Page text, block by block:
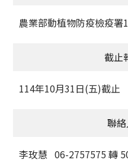
活
農業部動植物防疫檢疫
截止
114年10月31日(五)截止
聯
李玫慧 06-2757575 轉